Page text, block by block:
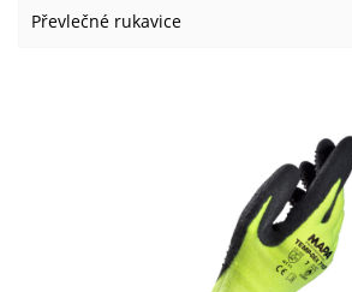
Převlečné rukavice